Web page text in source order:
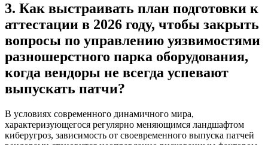
3. Как выстраивать план подготовки к
аттестации в 2026 году, чтобы закрыть
вопросы по управлению уязвимостями
разношерстного парка оборудования,
когда вендоры не всегда успевают
выпускать патчи?
В условиях современного динамичного мира,
характеризующегося регулярно меняющимся ландшафтом
киберугроз, зависимость от своевременного выпуска патчей